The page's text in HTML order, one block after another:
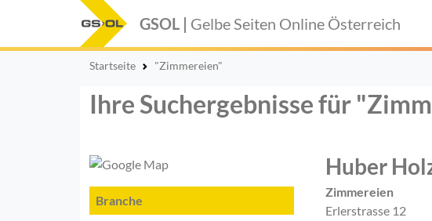
GSOL | Gelbe Seiten Online Österreich
Startseite "Zimmereien"
Ihre Suchergebnisse für
Branche
Huber
Zimmereien
Erlerstrasse 12